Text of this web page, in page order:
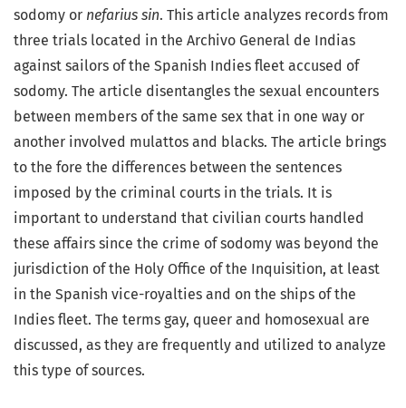
sodomy or nefarius sin. This article analyzes records from
three trials located in the Archivo General de Indias
against sailors of the Spanish Indies fleet accused of
sodomy. The article disentangles the sexual encounters
between members of the same sex that in one way or
another involved mulattos and blacks. The article brings
to the fore the differences between the sentences
imposed by the criminal courts in the trials. It is
important to understand that civilian courts handled
these affairs since the crime of sodomy was beyond the
jurisdiction of the Holy Office of the Inquisition, at least
in the Spanish vice-royalties and on the ships of the
Indies fleet. The terms gay, queer and homosexual are
discussed, as they are frequently and utilized to analyze
this type of sources.